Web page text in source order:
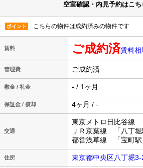
空室確認・内見予約はこち
ポイント こちらの物件は成約済みの物件です
賃料 ご成約済賃料相
管理費 ご成約済
敷金 / 礼金 - / 1ヶ月
保証金 / 償却 4ヶ月 / -
交通
東京メトロ日比谷線
ＪＲ京葉線 「八丁
都営浅草線 「宝町
住所 東京都中央区八丁堀